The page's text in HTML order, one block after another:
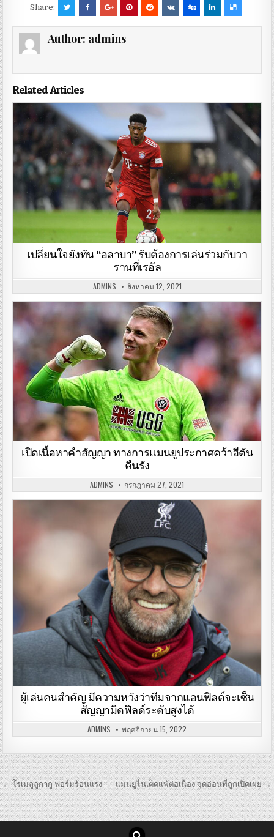
Share:
Author: admins
Related Articles
เปลี่ยนใจยังทัน “อลาบา” รับต้องการเล่นร่วมกับวา
รานที่เรอัล
ADMINS สิงหาคม 12, 2021
เปิดเนื้อหาคำสัญญา ทางการแมนยูประกาศคว้าฮีตัน
คืนรัง
ADMINS กรกฎาคม 27, 2021
ผู้เล่นคนสำคัญ มีความหวังว่าทีมจากแอนฟิลด์จะเซ็น
สัญญามิดฟิลด์ระดับสูงได้
ADMINS พฤศจิกายน 15, 2022
เมนู
นำทาง
เรื่อง
← โรเมลูลูกากู ฟอร์มร้อนแรง แมนยูไนเต็ดแพ้ต่อเนื่อง จุดอ่อนที่ถูกเปิดเผย →